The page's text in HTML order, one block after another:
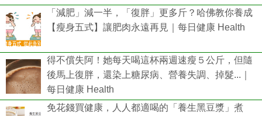
「減肥」減一半，「復胖」更多斤？哈佛教你養成
【瘦身五式】讓肥肉永遠再見｜每日健康 Health
得不償失阿！她每天喝這杯兩週速瘦５公斤，但隨
後馬上復胖，還染上糖尿病、營養失調、掉髮...｜
每日健康 Health
免花錢買健康，人人都適喝的「養生黑豆漿」煮